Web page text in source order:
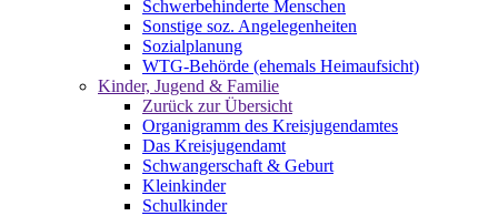
Schwerbehinderte Menschen
Sonstige soz. Angelegenheiten
Sozialplanung
WTG-Behörde (ehemals Heimaufsicht)
Kinder, Jugend & Familie
Zurück zur Übersicht
Organigramm des Kreisjugendamtes
Das Kreisjugendamt
Schwangerschaft & Geburt
Kleinkinder
Schulkinder